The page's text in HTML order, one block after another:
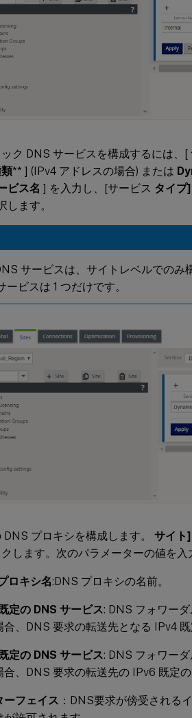
ク DNS サービスを構成するには、[
** ] (IPv4 アドレスの場合) または
ビス名 ] を入力し、[サービス タイプ
します。
サービスは、サイトレベルでのみ
ービスは 1 つだけです。
DNS プロキシを構成します。 サイト
します。次のパラメーターの値を入
ロキシ名:DNS プロキシの名前。
定の DNS サービス: DNS フォワー
合、DNS 要求の転送先となる IPv4 既
定の DNS サービス: DNS フォワー
合、DNS 要求の転送先の IPv6 既定の
ーフェイス ：DNS要求が傍受される